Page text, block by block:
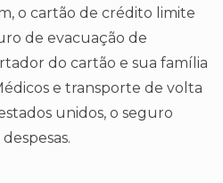
o cartão de crédito limite
de evacuação de
do cartão e sua família
e transporte de volta
unidos, o seguro